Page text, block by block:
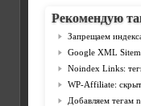
Рекомендую
Запрещаем
Google XML
Noindex Links:
WP-Affiliate:
Добавляем тегам